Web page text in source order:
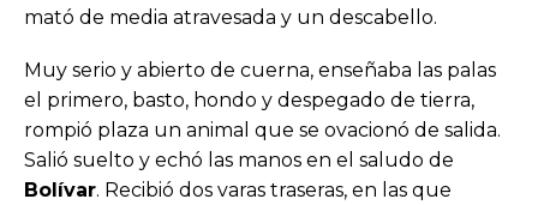
mató de media atravesada y un descabello.
Muy serio y abierto de cuerna, enseñaba las palas
el primero, basto, hondo y despegado de tierra,
rompió plaza un animal que se ovacionó de salida.
Salió suelto y echó las manos en el saludo de
Bolívar. Recibió dos varas traseras, en las que